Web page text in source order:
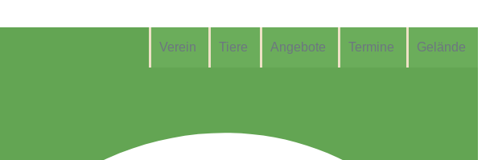
Verein Tiere Angebote Termine Gelände